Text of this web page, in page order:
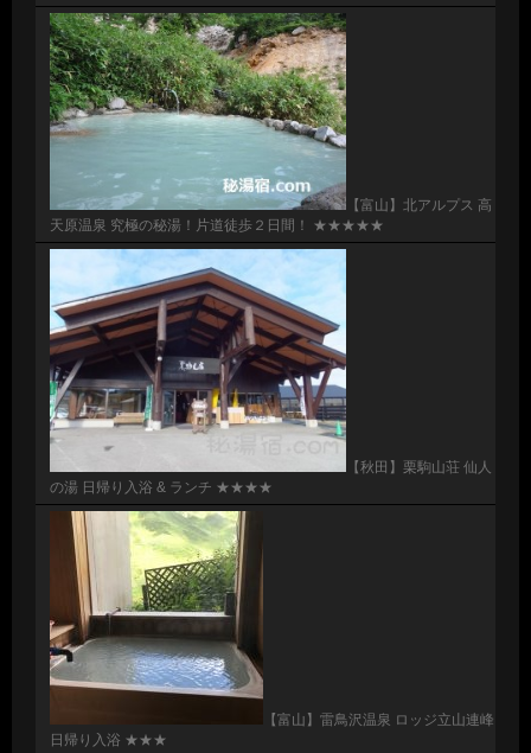
【富山】北アルプス 高
天原温泉 究極の秘湯！片道徒歩２日間！ ★★★★★
【秋田】栗駒山荘 仙人
の湯 日帰り入浴 & ランチ ★★★★
【富山】雷鳥沢温泉 ロッジ立山連峰
日帰り入浴 ★★★